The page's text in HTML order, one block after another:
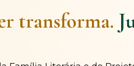
transforma.